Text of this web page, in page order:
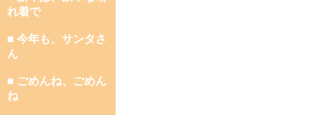
れ着で
■ 今年も、サンタさ
ん
■ ごめんね、ごめん
ね